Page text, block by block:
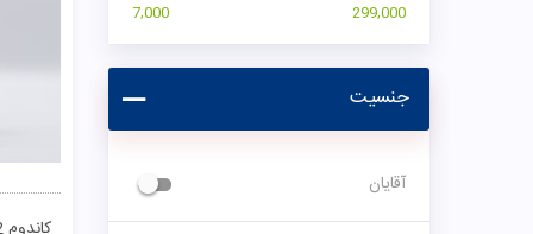
7,000 299,000
جنسیت
آقایان